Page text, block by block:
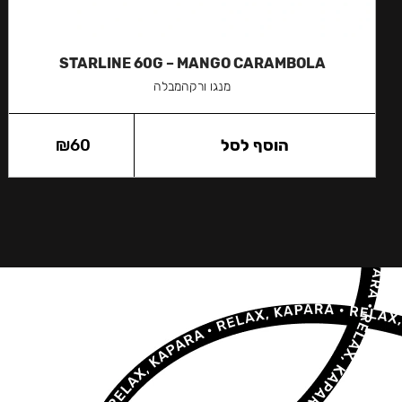
STARLINE 60G – MANGO CARAMBOLA
מנגו ורקהמבלה
₪60 הוסף לסל